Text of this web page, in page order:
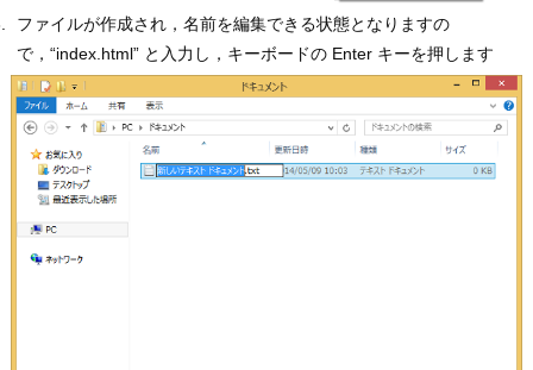
ファイルが作成され，名前を編集できる状態となりますの
で，“index.html” と入力し，キーボードの Enter キーを押します